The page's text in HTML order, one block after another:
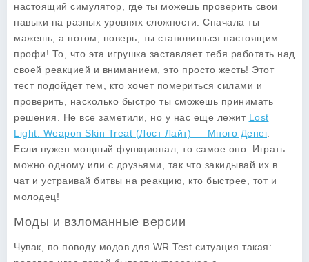
настоящий симулятор, где ты можешь проверить свои
навыки на разных уровнях сложности. Сначала ты
мажешь, а потом, поверь, ты становишься настоящим
профи! То, что эта игрушка заставляет тебя работать над
своей реакцией и вниманием, это просто жесть! Этот
тест подойдет тем, кто хочет помериться силами и
проверить, насколько быстро ты сможешь принимать
решения. Не все заметили, но у нас еще лежит Lost
Light: Weapon Skin Treat (Лост Лайт) — Много Денег.
Если нужен мощный функционал, то самое оно. Играть
можно одному или с друзьями, так что закидывай их в
чат и устраивай битвы на реакцию, кто быстрее, тот и
молодец!
Моды и взломанные версии
Чувак, по поводу модов для WR Test ситуация такая: